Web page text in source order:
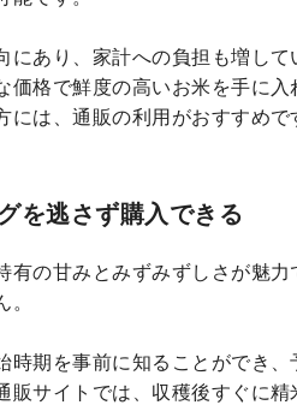
にあり、家計への負担も増し
価格で鮮度の高いお米を手に
には、通販の利用がおすすめで
を逃さず購入できる
有の甘みとみずみずしさが魅
。
時期を事前に知ることができ
販サイトでは、収穫後すぐに